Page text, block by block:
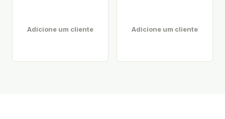
Adicione um cliente Adicione um cliente